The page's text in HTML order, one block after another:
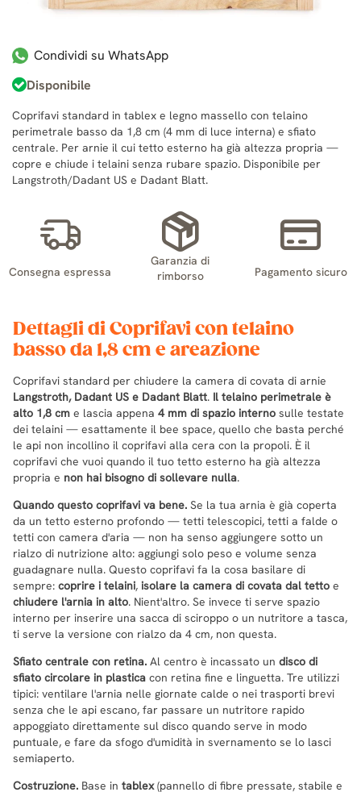
Condividi su WhatsApp
Disponibile
Coprifavi standard in tablex e legno massello con telaino
perimetrale basso da 1,8 cm (4 mm di luce interna) e sfiato
centrale. Per arnie il cui tetto esterno ha già altezza propria —
copre e chiude i telaini senza rubare spazio. Disponibile per
Langstroth/Dadant US e Dadant Blatt.
Consegna espressa
Garanzia di
rimborso
Pagamento sicuro
Dettagli di Coprifavi con telaino
basso da 1,8 cm e areazione
Coprifavi standard per chiudere la camera di covata di arnie
Langstroth, Dadant US e Dadant Blatt. Il telaino perimetrale è
alto 1,8 cm e lascia appena 4 mm di spazio interno sulle testate
dei telaini — esattamente il bee space, quello che basta perché
le api non incollino il coprifavi alla cera con la propoli. È il
coprifavi che vuoi quando il tuo tetto esterno ha già altezza
propria e non hai bisogno di sollevare nulla.
Quando questo coprifavi va bene. Se la tua arnia è già coperta
da un tetto esterno profondo — tetti telescopici, tetti a falde o
tetti con camera d'aria — non ha senso aggiungere sotto un
rialzo di nutrizione alto: aggiungi solo peso e volume senza
guadagnare nulla. Questo coprifavi fa la cosa basilare di
sempre: coprire i telaini, isolare la camera di covata dal tetto e
chiudere l'arnia in alto. Nient'altro. Se invece ti serve spazio
interno per inserire una sacca di sciroppo o un nutritore a tasca,
ti serve la versione con rialzo da 4 cm, non questa.
Sfiato centrale con retina. Al centro è incassato un disco di
sfiato circolare in plastica con retina fine e linguetta. Tre utilizzi
tipici: ventilare l'arnia nelle giornate calde o nei trasporti brevi
senza che le api escano, far passare un nutritore rapido
appoggiato direttamente sul disco quando serve in modo
puntuale, e fare da sfogo d'umidità in svernamento se lo lasci
semiaperto.
Costruzione. Base in tablex(pannello di fibre pressate, stabile e